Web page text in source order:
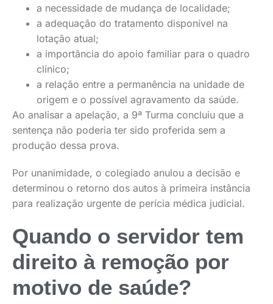
a necessidade de mudança de localidade;
a adequação do tratamento disponível na
lotação atual;
a importância do apoio familiar para o quadro
clínico;
a relação entre a permanência na unidade de
origem e o possível agravamento da saúde.
Ao analisar a apelação, a 9ª Turma concluiu que a
sentença não poderia ter sido proferida sem a
produção dessa prova.
Por unanimidade, o colegiado anulou a decisão e
determinou o retorno dos autos à primeira instância
para realização urgente de perícia médica judicial.
Quando o servidor tem
direito à remoção por
motivo de saúde?